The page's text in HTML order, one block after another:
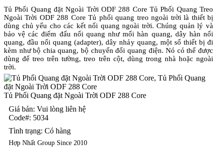
Tủ Phối Quang đặt Ngoài Trời ODF 288 Core Tủ Phối Quang Treo
Ngoài Trời ODF 288 Core Tủ phối quang treo ngoài trời là thiết bị
dùng chủ yếu cho các kết nối quang ngoài trời. Chúng quản lý và
bảo vệ các điểm đấu nối quang như mối hàn quang, dây hàn nối
quang, đầu nối quang (adapter), dây nhảy quang, một số thiết bị đi
kèm như bộ chia quang, bộ chuyển đổi quang điện. Nó có thể được
dùng để treo trên tường, treo trên cột, dùng trong nhà hoặc ngoài
trời.
Tủ Phối Quang đặt Ngoài Trời ODF 288 Core
Giá bán: Vui lòng liên hệ
Code#: 5034
Tình trạng: Có hàng
Hợp Nhất Group Since 2010